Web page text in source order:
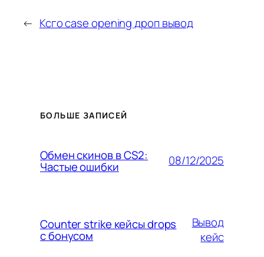
← Ксго case opening дроп вывод
БОЛЬШЕ ЗАПИСЕЙ
Обмен скинов в CS2:
Частые ошибки 08/12/2025
Counter strike кейсы drops
с бонусом
Вывод
кейс